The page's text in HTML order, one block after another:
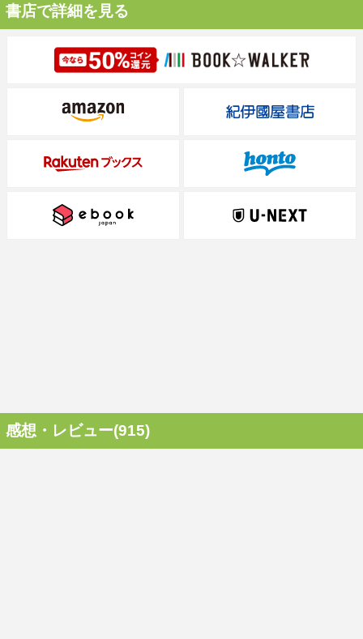
書店で詳細を見る
感想・レビュー(915)